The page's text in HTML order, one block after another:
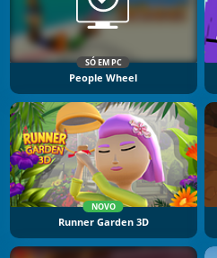
SÓ EM PC
People Wheel
NOVO
Runner Garden 3D